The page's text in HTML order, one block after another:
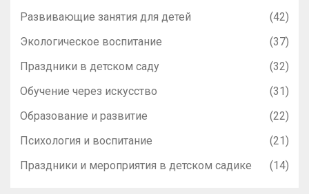
Развивающие занятия для детей
(42)
Экологическое воспитание
(37)
Праздники в детском саду
(32)
Обучение через искусство
(31)
Образование и развитие
(22)
Психология и воспитание
(21)
Праздники и мероприятия в детском садике
(14)